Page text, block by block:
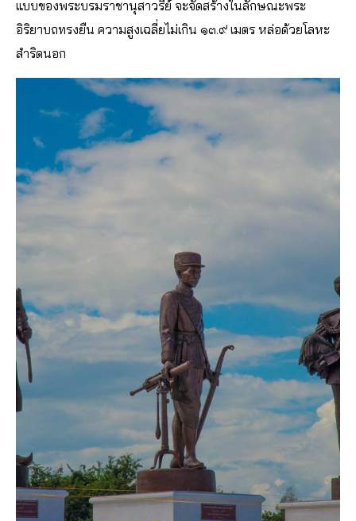
แบบของพระบรมราชานุสาวรีย์ จะจัดสร้างในลักษณะพระ
อิริยาบถทรงยืน ความสูงเฉลี่ยไม่เกิน ๑๓.๙ เมตร หล่อด้วยโลหะ
สำริดนอก